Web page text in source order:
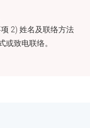
2) 姓名及联络方法
或致电联络。